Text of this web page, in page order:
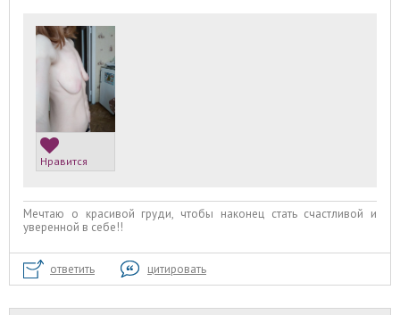
Нравится
Мечтаю о красивой груди, чтобы наконец стать счастливой и
уверенной в себе!!
ответить цитировать